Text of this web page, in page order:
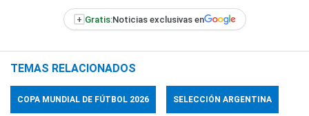
+ Gratis:Noticias exclusivas en
TEMAS RELACIONADOS
COPA MUNDIAL DE FÚTBOL 2026 SELECCIÓN ARGENTINA